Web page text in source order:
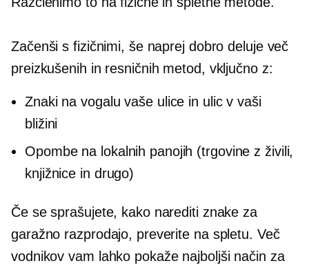
Začenši s fizičnimi, še naprej dobro deluje več
preizkušenih in resničnih metod, vključno z:
Znaki na vogalu vaše ulice in ulic v vaši
bližini
Opombe na lokalnih panojih (trgovine z živili,
knjižnice in drugo)
Če se sprašujete, kako narediti znake za
garažno razprodajo, preverite na spletu. Več
vodnikov vam lahko pokaže najboljši način za